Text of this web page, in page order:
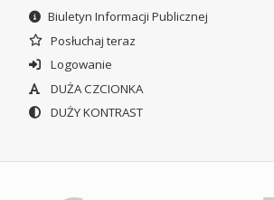
Biuletyn Informacji Publicznej
Posłuchaj teraz
Logowanie
DUŻA CZCIONKA
DUŻY KONTRAST